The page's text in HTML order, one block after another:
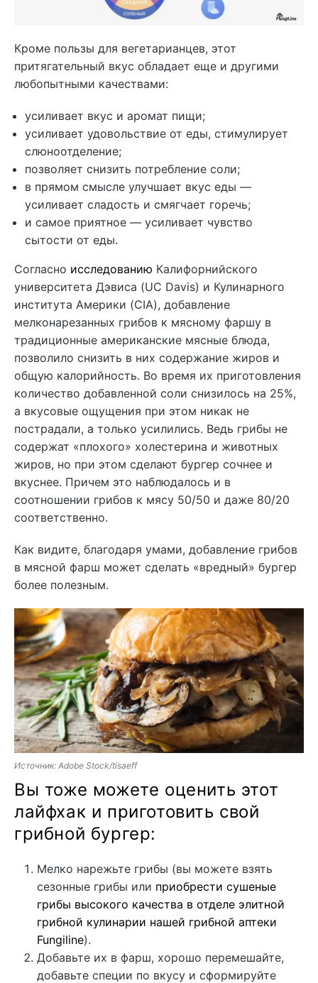
Кроме пользы для вегетарианцев, этот
притягательный вкус обладает еще и другими
любопытными качествами:
усиливает вкус и аромат пищи;
усиливает удовольствие от еды, стимулирует
слюноотделение;
позволяет снизить потребление соли;
в прямом смысле улучшает вкус еды —
усиливает сладость и смягчает горечь;
и самое приятное — усиливает чувство
сытости от еды.
Согласно исследованию Калифорнийского
университета Дэвиса (UC Davis) и Кулинарного
института Америки (CIA), добавление
мелконарезанных грибов к мясному фаршу в
традиционные американские мясные блюда,
позволило снизить в них содержание жиров и
общую калорийность. Во время их приготовления
количество добавленной соли снизилось на 25%,
а вкусовые ощущения при этом никак не
пострадали, а только усилились. Ведь грибы не
содержат «плохого» холестерина и животных
жиров, но при этом сделают бургер сочнее и
вкуснее. Причем это наблюдалось и в
соотношении грибов к мясу 50/50 и даже 80/20
соответственно.
Как видите, благодаря умами, добавление грибов
в мясной фарш может сделать «вредный» бургер
более полезным.
Источник: Adobe Stock/tisaeff
Вы тоже можете оценить этот
лайфхак и приготовить свой
грибной бургер:
Мелко нарежьте грибы (вы можете взять
сезонные грибы или приобрести сушеные
грибы высокого качества в отделе элитной
грибной кулинарии нашей грибной аптеки
Fungiline).
Добавьте их в фарш, хорошо перемешайте,
добавьте специи по вкусу и сформируйте